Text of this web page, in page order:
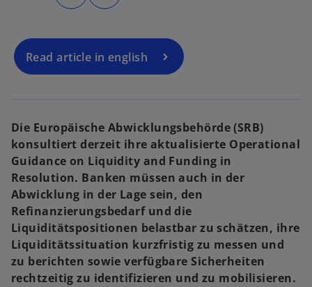
d
i
e
r
e
g
s
t
e
k
r
e
e
f
n
t
i
e
r
g
s
t
e
k
a
r
e
e
f
n
e
t
Read article in english
Die Europäische Abwicklungsbehörde (SRB)
konsultiert derzeit ihre aktualisierte Operational
Guidance on Liquidity and Funding in
Resolution. Banken müssen auch in der
Abwicklung in der Lage sein, den
Refinanzierungsbedarf und die
Liquiditätspositionen belastbar zu schätzen, ihre
Liquiditätssituation kurzfristig zu messen und
zu berichten sowie verfügbare Sicherheiten
rechtzeitig zu identifizieren und zu mobilisieren.